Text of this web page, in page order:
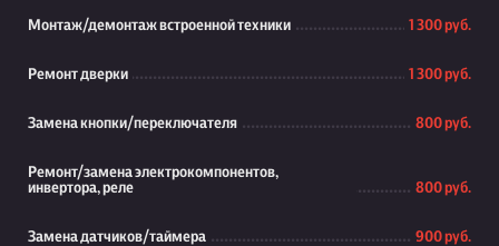
Монтаж/демонтаж встроенной техники 1 300 руб.
Ремонт дверки 1 300 руб.
Замена кнопки/переключателя 800 руб.
Ремонт/замена электрокомпонентов,
инвертора, реле
800 руб.
Замена датчиков/таймера 900 руб.